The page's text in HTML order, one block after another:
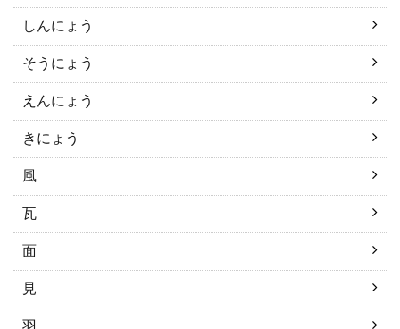
しんにょう
そうにょう
えんにょう
きにょう
風
瓦
面
見
羽